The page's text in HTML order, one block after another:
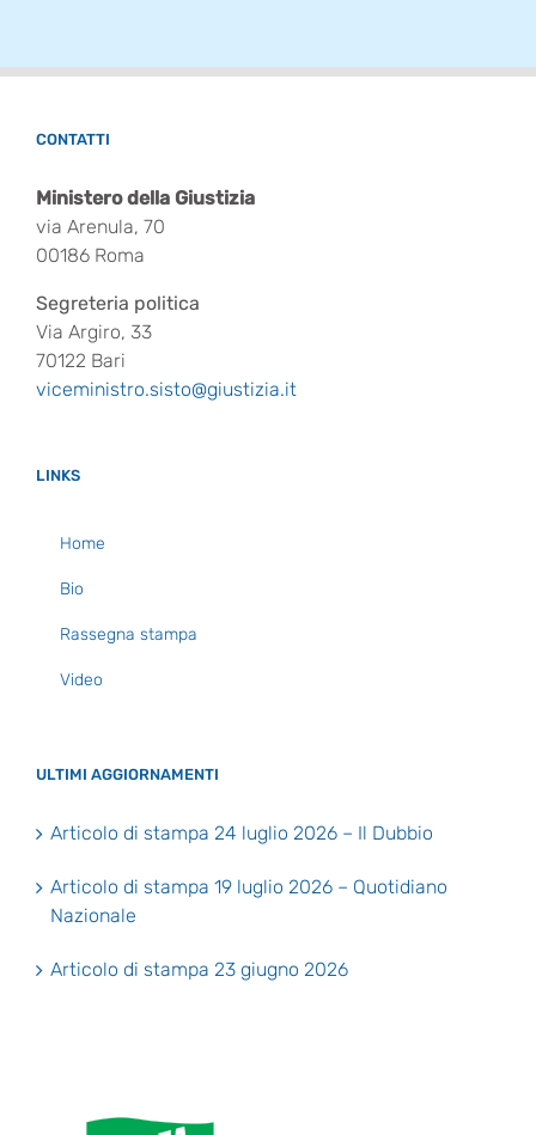
CONTATTI
Ministero della Giustizia
via Arenula, 70
00186 Roma
Segreteria politica
Via Argiro, 33
70122 Bari
viceministro.sisto@giustizia.it
LINKS
Home
Bio
Rassegna stampa
Video
ULTIMI AGGIORNAMENTI
Articolo di stampa 24 luglio 2026 – Il Dubbio
Articolo di stampa 19 luglio 2026 – Quotidiano
Nazionale
Articolo di stampa 23 giugno 2026